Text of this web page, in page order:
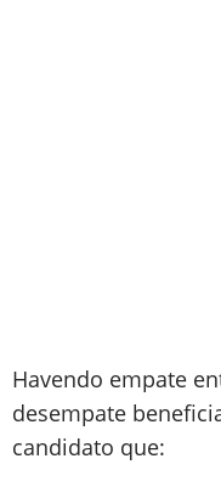
Havendo empate
desempate
candidato que: